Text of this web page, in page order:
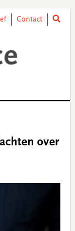
Contact
over